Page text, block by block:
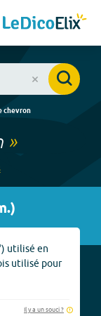
chevron
»
)
utilisé en
utilisé pour
Il y a un souci ?